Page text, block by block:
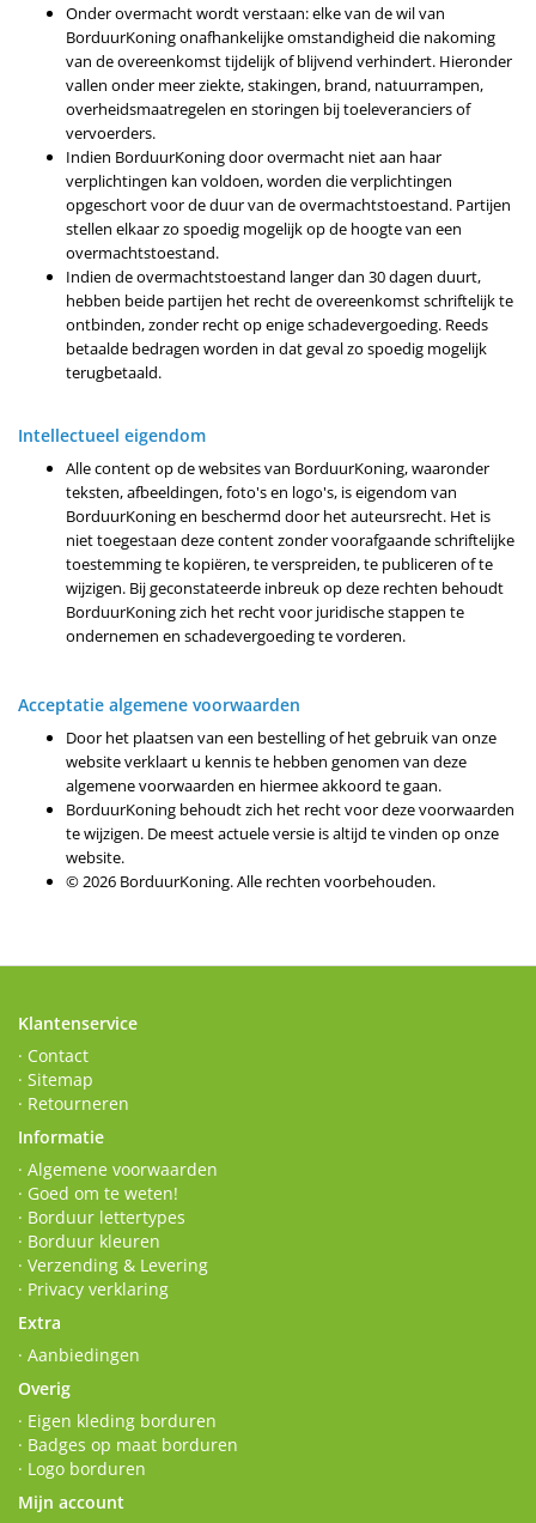
Onder overmacht wordt verstaan: elke van de wil van
BorduurKoning onafhankelijke omstandigheid die nakoming
van de overeenkomst tijdelijk of blijvend verhindert. Hieronder
vallen onder meer ziekte, stakingen, brand, natuurrampen,
overheidsmaatregelen en storingen bij toeleveranciers of
vervoerders.
Indien BorduurKoning door overmacht niet aan haar
verplichtingen kan voldoen, worden die verplichtingen
opgeschort voor de duur van de overmachtstoestand. Partijen
stellen elkaar zo spoedig mogelijk op de hoogte van een
overmachtstoestand.
Indien de overmachtstoestand langer dan 30 dagen duurt,
hebben beide partijen het recht de overeenkomst schriftelijk te
ontbinden, zonder recht op enige schadevergoeding. Reeds
betaalde bedragen worden in dat geval zo spoedig mogelijk
terugbetaald.
Intellectueel eigendom
Alle content op de websites van BorduurKoning, waaronder
teksten, afbeeldingen, foto's en logo's, is eigendom van
BorduurKoning en beschermd door het auteursrecht. Het is
niet toegestaan deze content zonder voorafgaande schriftelijke
toestemming te kopiëren, te verspreiden, te publiceren of te
wijzigen. Bij geconstateerde inbreuk op deze rechten behoudt
BorduurKoning zich het recht voor juridische stappen te
ondernemen en schadevergoeding te vorderen.
Acceptatie algemene voorwaarden
Door het plaatsen van een bestelling of het gebruik van onze
website verklaart u kennis te hebben genomen van deze
algemene voorwaarden en hiermee akkoord te gaan.
BorduurKoning behoudt zich het recht voor deze voorwaarden
te wijzigen. De meest actuele versie is altijd te vinden op onze
website.
© 2026 BorduurKoning. Alle rechten voorbehouden.
Klantenservice
· Contact
· Sitemap
· Retourneren
Informatie
· Algemene voorwaarden
· Goed om te weten!
· Borduur lettertypes
· Borduur kleuren
· Verzending & Levering
· Privacy verklaring
Extra
· Aanbiedingen
Overig
· Eigen kleding borduren
· Badges op maat borduren
· Logo borduren
Mijn account